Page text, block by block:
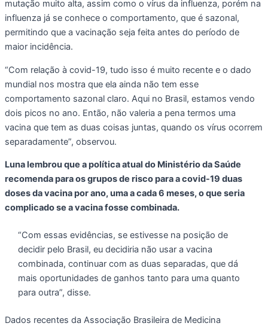
mutação muito alta, assim como o vírus da influenza, porém na
influenza já se conhece o comportamento, que é sazonal,
permitindo que a vacinação seja feita antes do período de
maior incidência.
“Com relação à covid-19, tudo isso é muito recente e o dado
mundial nos mostra que ela ainda não tem esse
comportamento sazonal claro. Aqui no Brasil, estamos vendo
dois picos no ano. Então, não valeria a pena termos uma
vacina que tem as duas coisas juntas, quando os vírus ocorrem
separadamente”, observou.
Luna lembrou que a política atual do Ministério da Saúde
recomenda para os grupos de risco para a covid-19 duas
doses da vacina por ano, uma a cada 6 meses, o que seria
complicado se a vacina fosse combinada.
“Com essas evidências, se estivesse na posição de
decidir pelo Brasil, eu decidiria não usar a vacina
combinada, continuar com as duas separadas, que dá
mais oportunidades de ganhos tanto para uma quanto
para outra”, disse.
Dados recentes da Associação Brasileira de Medicina